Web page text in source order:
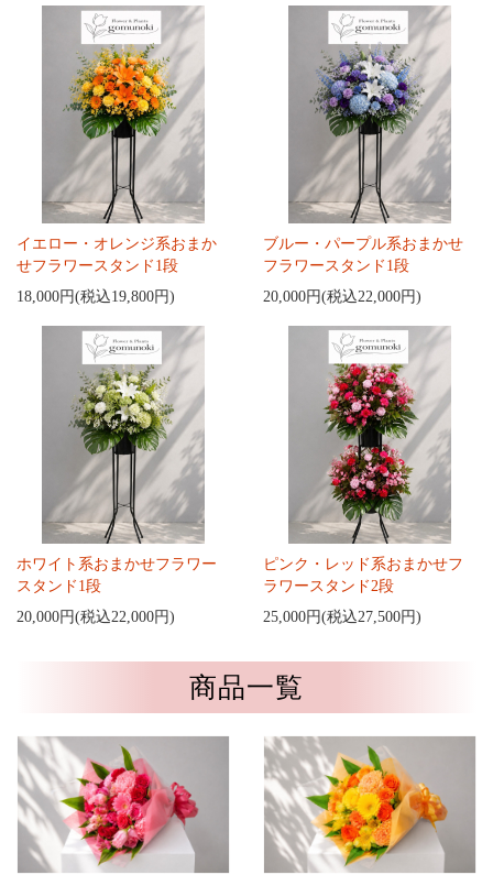
イエロー・オレンジ系おまか
せフラワースタンド1段
18,000円(税込19,800円)
ブルー・パープル系おまかせ
フラワースタンド1段
20,000円(税込22,000円)
ホワイト系おまかせフラワー
スタンド1段
20,000円(税込22,000円)
ピンク・レッド系おまかせフ
ラワースタンド2段
25,000円(税込27,500円)
商品一覧